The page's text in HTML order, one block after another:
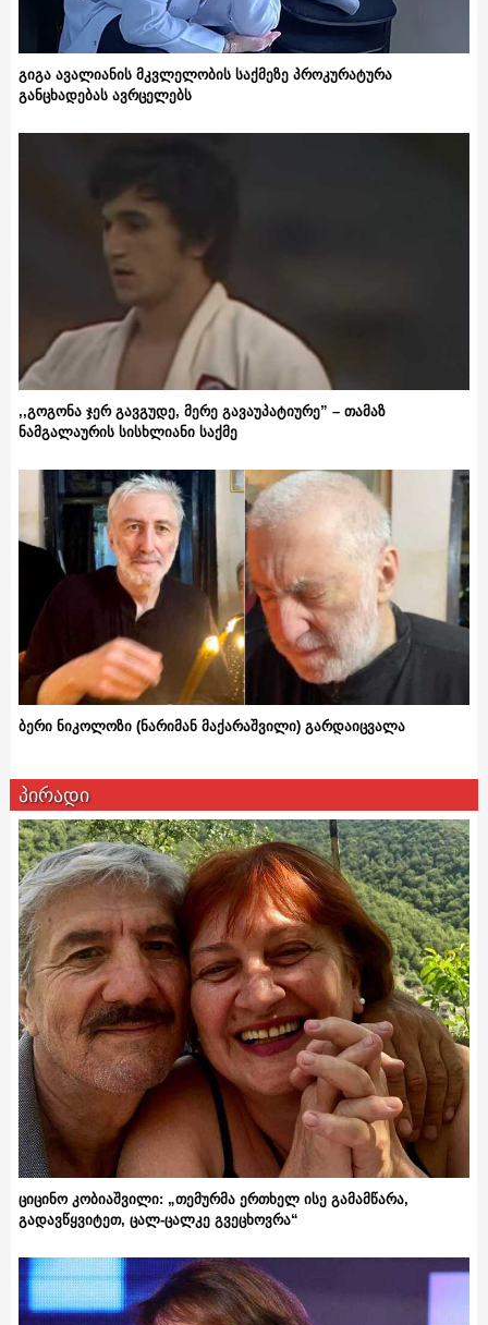
გიგა ავალიანის მკვლელობის საქმეზე პროკურატურა
განცხადებას ავრცელებს
,,გოგონა ჯერ გავგუდე, მერე გავაუპატიურე” – თამაზ
ნამგალაურის სისხლიანი საქმე
ბერი ნიკოლოზი (ნარიმან მაქარაშვილი) გარდაიცვალა
პირადი
ციცინო კობიაშვილი: „თემურმა ერთხელ ისე გამამწარა,
გადავწყვიტეთ, ცალ-ცალკე გვეცხოვრა“